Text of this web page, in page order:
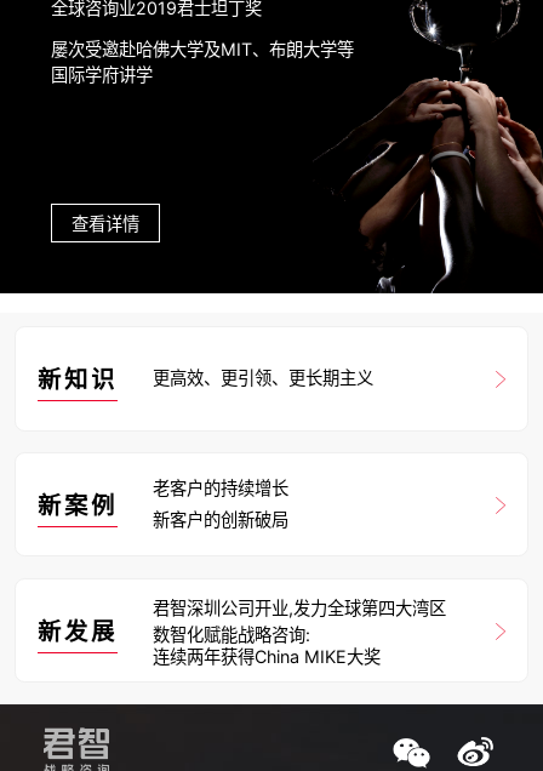
全球咨询业2019君士坦丁奖
屡次受邀赴哈佛大学及MIT、布朗大学等
国际学府讲学
查看详情
新知识 更高效、更引领、更长期主义
新案例
老客户的持续增长
新客户的创新破局
新发展
君智深圳公司开业,发力全球第四大湾区
数智化赋能战略咨询:
连续两年获得China MIKE大奖